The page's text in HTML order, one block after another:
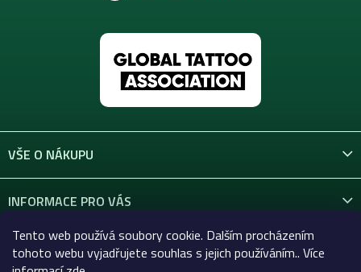
Tento web používá soubory cookie. Dalším procházením
tohoto webu vyjadřujete souhlas s jejich používáním.. Více
VŠE O NÁKUPU
INFORMACE PRO VÁS
KONTAKT